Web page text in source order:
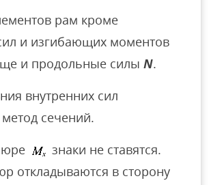
рам кроме
и изгибающих моментов
и продольные силыN.
внутренних сил
сечений.
знаки не ставятся.
откладываются в сторону